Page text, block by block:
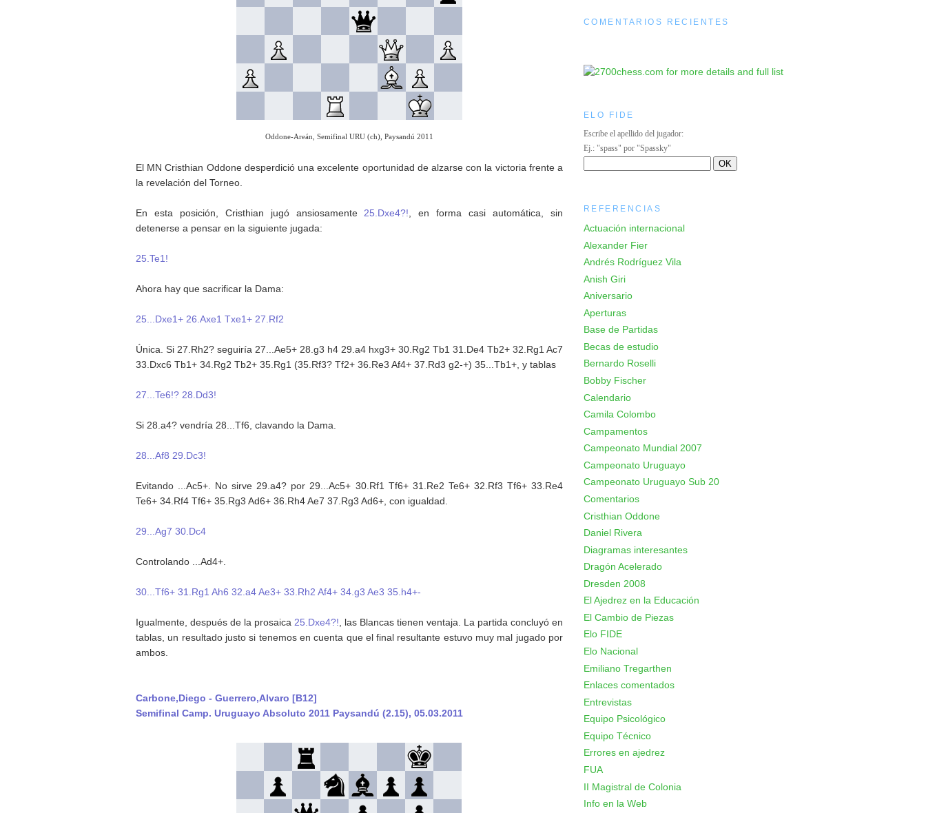
Oddone-Areán, Semifinal URU (ch), Paysandú 2011
El MN Cristhian Oddone desperdició una excelente oportunidad de alzarse con la victoria frente a
la revelación del Torneo.
En esta posición, Cristhian jugó ansiosamente 25.Dxe4?! , en forma casi automática, sin
detenerse a pensar en la siguiente jugada:
25.Te1!
Ahora hay que sacrificar la Dama:
25...Dxe1+ 26.Axe1 Txe1+ 27.Rf2
Única. Si 27.Rh2? seguiría 27...Ae5+ 28.g3 h4 29.a4 hxg3+ 30.Rg2 Tb1 31.De4 Tb2+ 32.Rg1 Ac7
33.Dxc6 Tb1+ 34.Rg2 Tb2+ 35.Rg1 (35.Rf3? Tf2+ 36.Re3 Af4+ 37.Rd3 g2-+) 35...Tb1+, y tablas
27...Te6!? 28.Dd3!
Si 28.a4? vendría 28...Tf6, clavando la Dama.
28...Af8 29.Dc3!
Evitando ...Ac5+. No sirve 29.a4? por 29...Ac5+ 30.Rf1 Tf6+ 31.Re2 Te6+ 32.Rf3 Tf6+ 33.Re4
Te6+ 34.Rf4 Tf6+ 35.Rg3 Ad6+ 36.Rh4 Ae7 37.Rg3 Ad6+, con igualdad.
29...Ag7 30.Dc4
Controlando ...Ad4+.
30...Tf6+ 31.Rg1 Ah6 32.a4 Ae3+ 33.Rh2 Af4+ 34.g3 Ae3 35.h4+-
Igualmente, después de la prosaica 25.Dxe4?! , las Blancas tienen ventaja. La partida concluyó en
tablas, un resultado justo si tenemos en cuenta que el final resultante estuvo muy mal jugado por
ambos.
Carbone,Diego - Guerrero,Alvaro [B12]
Semifinal Camp. Uruguayo Absoluto 2011 Paysandú (2.15), 05.03.2011
COMENTARIOS RECIENTES
ELO FIDE
Escribe el apellido del jugador:
Ej.: "spass" por "Spassky"
REFERENCIAS
Actuación internacional
Alexander Fier
Andrés Rodríguez Vila
Anish Giri
Aniversario
Aperturas
Base de Partidas
Becas de estudio
Bernardo Roselli
Bobby Fischer
Calendario
Camila Colombo
Campamentos
Campeonato Mundial 2007
Campeonato Uruguayo
Campeonato Uruguayo Sub 20
Comentarios
Cristhian Oddone
Daniel Rivera
Diagramas interesantes
Dragón Acelerado
Dresden 2008
El Ajedrez en la Educación
El Cambio de Piezas
Elo FIDE
Elo Nacional
Emiliano Tregarthen
Enlaces comentados
Entrevistas
Equipo Psicológico
Equipo Técnico
Errores en ajedrez
FUA
II Magistral de Colonia
Info en la Web